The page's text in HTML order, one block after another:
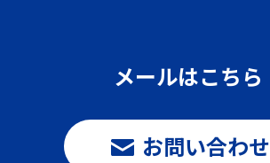
メールはこちら
お問い合わせ